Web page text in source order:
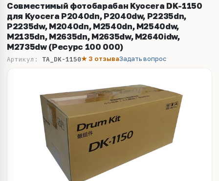
Совместимый фотобарабан Kyocera DK-1150
для Kyocera P2040dn, P2040dw, P2235dn,
P2235dw, M2040dn, M2540dn, M2540dw,
M2135dn, M2635dn, M2635dw, M2640idw,
M2735dw (Ресурс 100 000)
Артикул: TA_DK-1150★ 3 отзываЗадать вопрос